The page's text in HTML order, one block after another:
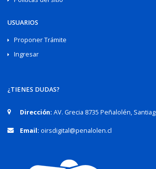
USUARIOS
Proponer Trámite
Ingresar
¿TIENES DUDAS?
Dirección: AV. Grecia 8735 Peñalolén,
Email: oirsdigital@penalolen.cl